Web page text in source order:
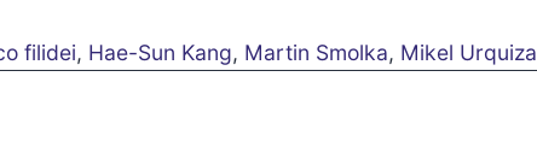
filidei, Hae-Sun Kang, Martin Smolka, Mikel Urquiza